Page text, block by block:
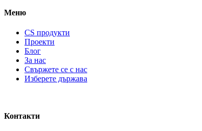
Меню
CS продукти
Проекти
Блог
За нас
Свържете се с нас
Изберете държава
Контакти